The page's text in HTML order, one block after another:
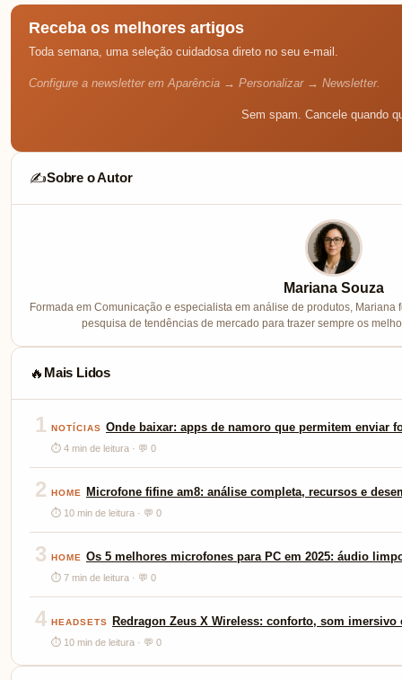
Receba os melhores artigos
Toda semana, uma seleção cuidadosa direto no seu e-mail.
Configure a newsletter em Aparência → Personalizar → Newsletter.
Sem spam. Cancele quando
✍️Sobre o Autor
Mariana Souza
Formada em Comunicação e especialista em análise de produtos,
pesquisa de tendências de mercado para trazer sempre os
🔥 Mais Lidos
1 NOTÍCIAS Onde baixar: apps de namoro que permitem enviar
⏱ 4 min de leitura · 💬 0
2 HOME Microfone fifine am8: análise completa, recursos e
⏱ 10 min de leitura · 💬 0
3 HOME Os 5 melhores microfones para PC em 2025: áudio
⏱ 7 min de leitura · 💬 0
4 HEADSETS Redragon Zeus X Wireless: conforto, som
⏱ 10 min de leitura · 💬 0